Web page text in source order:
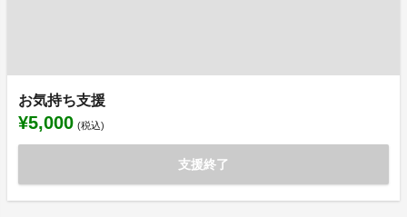
お気持ち支援
¥5,000 (税込)
支援終了